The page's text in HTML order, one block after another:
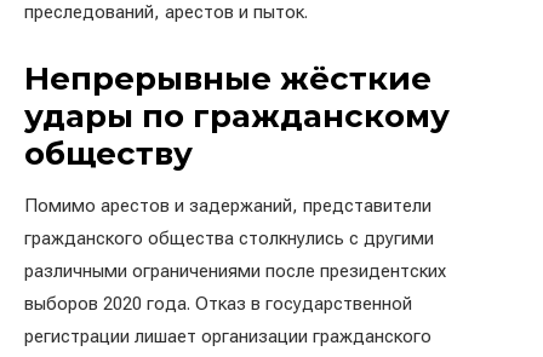
преследований, арестов и пыток.
Непрерывные жёсткие
удары по гражданскому
обществу
Помимо арестов и задержаний, представители
гражданского общества столкнулись с другими
различными ограничениями после президентских
выборов 2020 года. Отказ в государственной
регистрации лишает организации гражданского